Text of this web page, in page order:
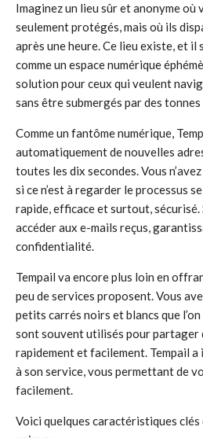
Imaginez un lieu sûr et anonyme où
seulement protégés, mais où ils
après une heure. Ce lieu existe, et il
comme un espace numérique
solution pour ceux qui veulent
sans être submergés par des
Comme un fantôme numérique,
automatiquement de nouvelles
toutes les dix secondes. Vous
si ce n’est à regarder le processus
rapide, efficace et surtout,
accéder aux e-mails reçus,
confidentialité.
Tempail va encore plus loin en
peu de services proposent. Vous
petits carrés noirs et blancs que l’on
sont souvent utilisés pour partager
rapidement et facilement. Tempail
à son service, vous permettant de
facilement.
Voici quelques caractéristiques clés